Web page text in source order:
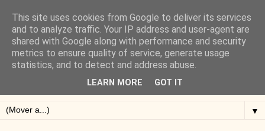
Blog de Alejandro San
Vicente
Blog sobre ciclismo: perfiles y altimetrías.
▼
This site uses cookies from Google to deliver its services
and to analyze traffic. Your IP address and user-agent are
shared with Google along with performance and security
metrics to ensure quality of service, generate usage
statistics, and to detect and address abuse.
LEARN MORE GOT IT